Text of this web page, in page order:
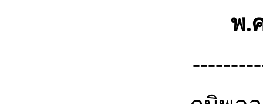
พ.